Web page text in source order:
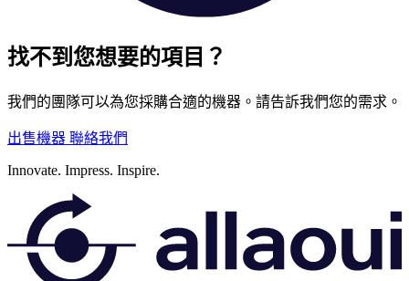
找不到您想要的項目？
我們的團隊可以為您採購合適的機器。請告訴我們您的需求。
出售機器 聯絡我們
Innovate. Impress. Inspire.